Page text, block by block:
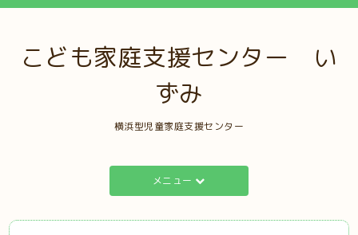
こども家庭支援センター い
ずみ
横浜型児童家庭支援センター
メニュー